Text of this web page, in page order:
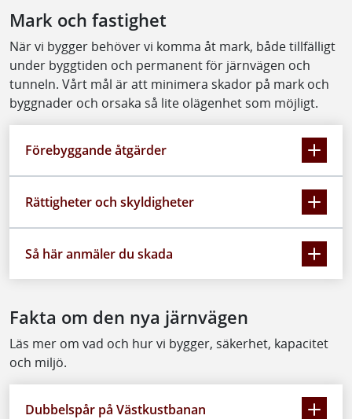
Mark och fastighet
När vi bygger behöver vi komma åt mark, både tillfälligt
under byggtiden och permanent för järnvägen och
tunneln. Vårt mål är att minimera skador på mark och
byggnader och orsaka så lite olägenhet som möjligt.
Förebyggande åtgärder
Rättigheter och skyldigheter
Så här anmäler du skada
Fakta om den nya järnvägen
Läs mer om vad och hur vi bygger, säkerhet, kapacitet
och miljö.
Dubbelspår på Västkustbanan